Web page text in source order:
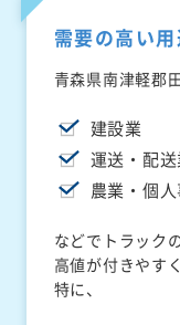
需要の高い
青森県南津軽郡
建設業
運送・配
農業・個
などでトラック
高値が付きやす
特に、